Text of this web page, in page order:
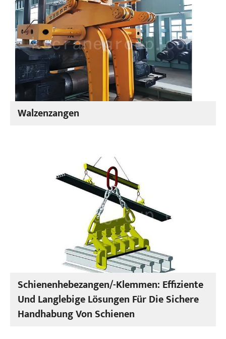
Walzenzangen
Schienenhebezangen/-Klemmen: Effiziente
Und Langlebige Lösungen Für Die Sichere
Handhabung Von Schienen